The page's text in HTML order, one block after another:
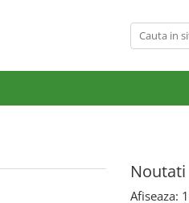
Noutati
Afiseaza: